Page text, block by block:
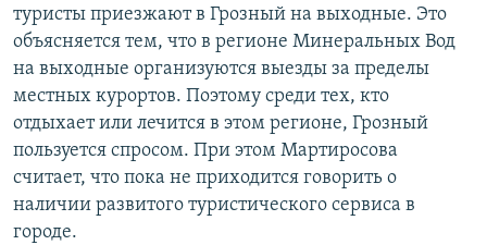
туристы приезжают в Грозный на выходные. Это
объясняется тем, что в регионе Минеральных Вод
на выходные организуются выезды за пределы
местных курортов. Поэтому среди тех, кто
отдыхает или лечится в этом регионе, Грозный
пользуется спросом. При этом Мартиросова
считает, что пока не приходится говорить о
наличии развитого туристического сервиса в
городе.